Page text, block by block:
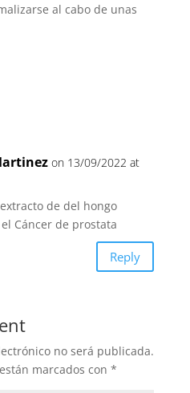
al cabo de unas
on 13/09/2022 at
de del hongo
Cáncer de prostata
Reply
no será publicada.
marcados con *